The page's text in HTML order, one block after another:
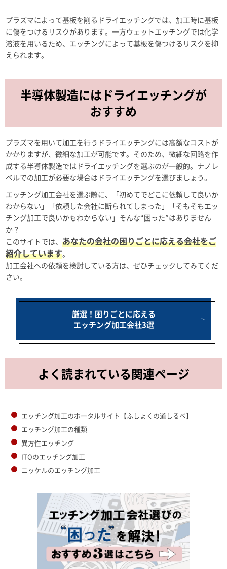
プラズマによって基板を削るドライエッチングでは、加工時に基板
に傷をつけるリスクがあります。一方ウェットエッチングでは化学
溶液を用いるため、エッチングによって基板を傷つけるリスクを抑
えられます。
半導体製造にはドライエッチングが
おすすめ
プラズマを用いて加工を行うドライエッチングには高額なコストが
かかりますが、微細な加工が可能です。そのため、微細な回路を作
成する半導体製造ではドライエッチングを選ぶのが一般的。ナノレ
ベルでの加工が必要な場合はドライエッチングを選びましょう。
エッチング加工会社を選ぶ際に、「初めてでどこに依頼して良いか
わからない」「依頼した会社に断られてしまった」「そもそもエッ
チング加工で良いかもわからない」そんな“困った”はありません
か？
このサイトでは、 あなたの会社の困りごとに応える会社をご
紹介しています。
加工会社への依頼を検討している方は、ぜひチェックしてみてくだ
さい。
厳選！困りごとに応える
エッチング加工会社3選
よく読まれている関連ページ
エッチング加工のポータルサイト【ふしょくの道しるべ】
エッチング加工の種類
異方性エッチング
ITOのエッチング加工
ニッケルのエッチング加工